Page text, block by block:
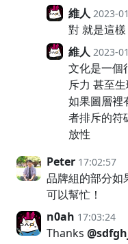
維人 2023-
對 就是這樣
維人 2023-
文化是一個
斥力 甚至
如果圖層裡
者排斥的符
放性
Peter 17:02:57
品牌組的部分如
可以幫忙！
n0ah 17:03:24
Thanks